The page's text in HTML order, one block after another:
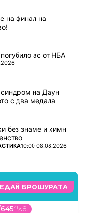
на финал на
ас от НБА
на Даун
с два медала
без знаме и химн
10:00 08.08.2026
БРОШУРАТА
64541лв.